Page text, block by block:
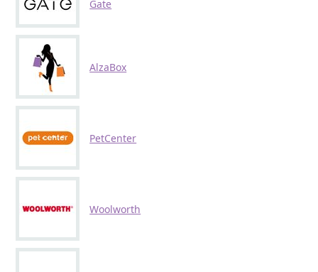
Gate
AlzaBox
PetCenter
Woolworth